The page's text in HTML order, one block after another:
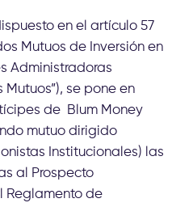
en el artículo 57
Mutuos de Inversión en
Administradoras
se pone en
de Blum Money
mutuo dirigido
Institucionales) las
al Prospecto
Reglamento de